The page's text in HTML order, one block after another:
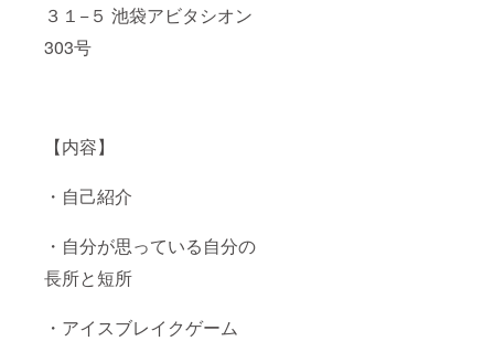
３１−５ 池袋アビタシオン
303号
【内容】
・自己紹介
・自分が思っている自分の
長所と短所
・アイスブレイクゲーム